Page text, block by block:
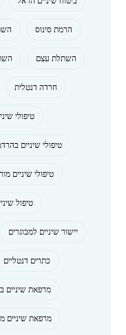
הרמת סינוס
השתלת עצם
חרדה דנטלית
טיפולי
טיפולי שיניים
טיפולי שיניים
טיפול
יישור שיניים למבוגרים
כתרים דנטליים
מרפאת שיניים
מרפאת שיניים